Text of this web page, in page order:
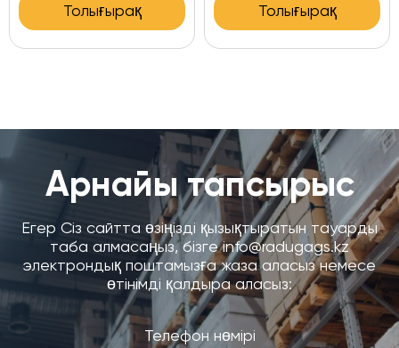
Толығырақ Толығырақ
Арнайы тапсырыс
Егер Сіз сайтта өзіңізді қызықтыратын тауарды
таба алмасаңыз, бізге info@radugags.kz
электрондық поштамызға жаза аласыз немесе
өтінімді қалдыра аласыз: